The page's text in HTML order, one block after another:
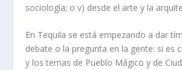
sociología; o v) desde el arte y la
En Tequila se está empezando a dar
debate o la pregunta en la gente: si es
y los temas de Pueblo Mágico y de